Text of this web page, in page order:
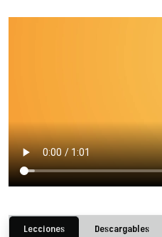
Lecciones Descargables